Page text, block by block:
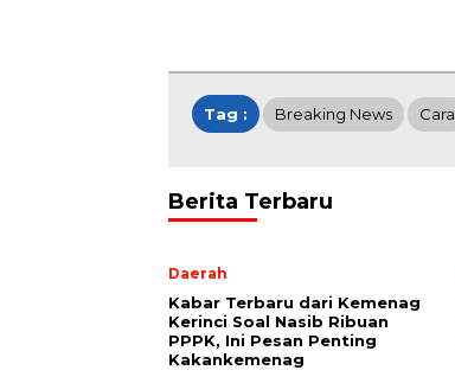
Tag : Breaking News Cara
Berita Terbaru
Daerah
Kabar Terbaru dari Kemenag
Kerinci Soal Nasib Ribuan
PPPK, Ini Pesan Penting
Kakankemenag